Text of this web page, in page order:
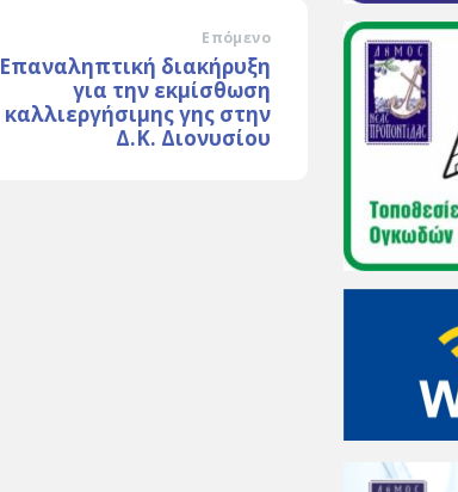
Επόμενο
Επαναληπτική διακήρυξη
για την εκμίσθωση
καλλιεργήσιμης γης στην
Δ.Κ. Διονυσίου